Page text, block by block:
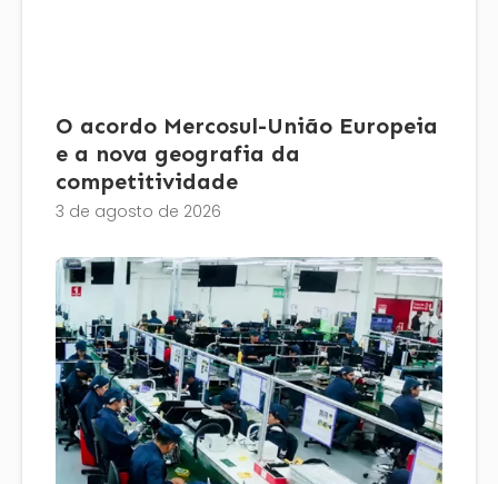
O acordo Mercosul-União Europeia
e a nova geografia da
competitividade
3 de agosto de 2026